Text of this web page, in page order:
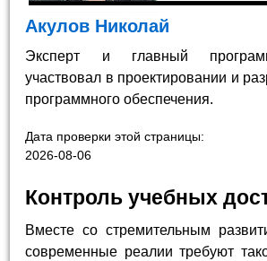
Акулов Николай
Эксперт и главный
участвовал в проектировании и
программного обеспечения.
Дата проверки этой страницы:
2026-08-06
Контроль учебных
Вместе со стремительным
современные реалии требуют